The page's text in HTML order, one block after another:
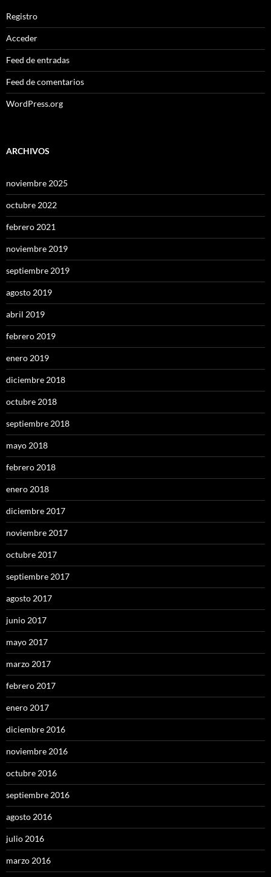
Registro
Acceder
Feed de entradas
Feed de comentarios
WordPress.org
ARCHIVOS
noviembre 2025
octubre 2022
febrero 2021
noviembre 2019
septiembre 2019
agosto 2019
abril 2019
febrero 2019
enero 2019
diciembre 2018
octubre 2018
septiembre 2018
mayo 2018
febrero 2018
enero 2018
diciembre 2017
noviembre 2017
octubre 2017
septiembre 2017
agosto 2017
junio 2017
mayo 2017
marzo 2017
febrero 2017
enero 2017
diciembre 2016
noviembre 2016
octubre 2016
septiembre 2016
agosto 2016
julio 2016
marzo 2016